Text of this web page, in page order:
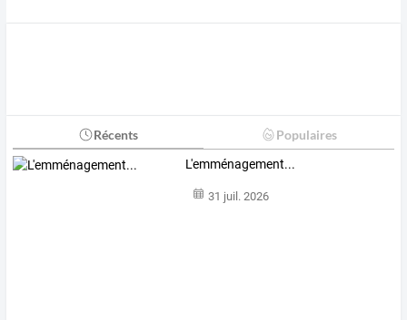
Récents Populaires
L'emménagement...
31 juil. 2026